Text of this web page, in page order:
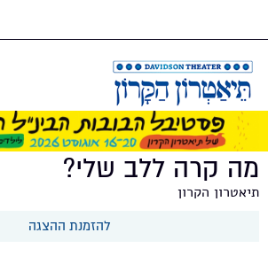
מה קרה ללב שלי?
תיאטרון הקרון
להזמנת ההצגה